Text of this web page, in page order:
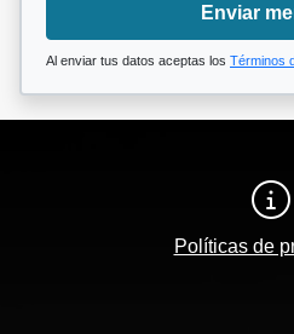
Enviar
Al enviar tus datos aceptas los Términos
Políticas de